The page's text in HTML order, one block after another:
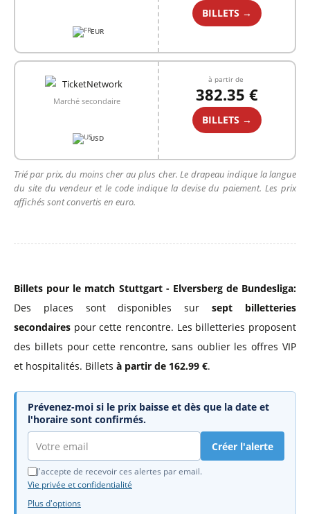
EUR
BILLETS →
Marché secondaire
USD
à partir de
382.35 €
BILLETS →
Trié par prix, du moins cher au plus cher. Le drapeau indique la langue
du site du vendeur et le code indique la devise du paiement. Les prix
affichés sont convertis en euro.
Billets pour le match Stuttgart - Elversberg de Bundesliga:
Des places sont disponibles sursept billetteries
secondaires pour cette rencontre. Les billetteries proposent
des billets pour cette rencontre, sans oublier les offres VIP
et hospitalités. Billets à partir de 162.99 €.
Prévenez-moi si le prix baisse et dès que la date et
l'horaire sont confirmés.
Créer l'alerte
J'accepte de recevoir ces alertes par email.
Vie privée et confidentialité
Plus d'options